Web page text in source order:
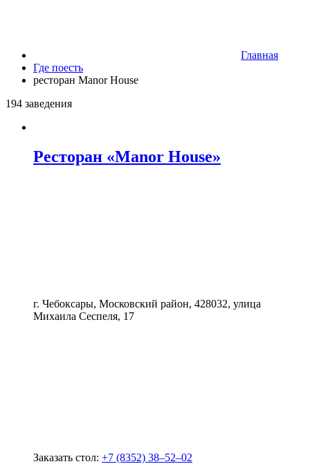
Главная
Где поесть
ресторан Manor House
194 заведения
Ресторан «Manor House»
г. Чебоксары, Московский район, 428032, улица
Михаила Сеспеля, 17
Заказать стол: +7 (8352) 38‒52‒02